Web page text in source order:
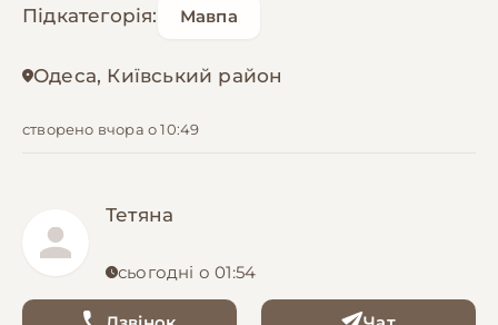
Підкатегорія: Мавпа
Одеса, Київський район
створено вчора о 10:49
Тетяна
сьогодні о 01:54